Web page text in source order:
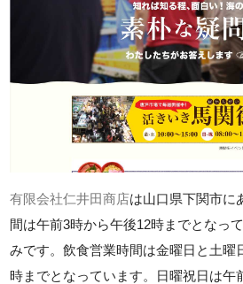
有限会社仁井田商店は山口県下関市に
間は午前3時から午後12時までとなっ
みです。飲食営業時間は金曜日と土曜
時までとなっています。日曜祝日は午